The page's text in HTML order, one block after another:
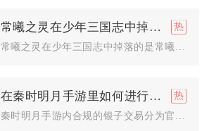
常曦之灵在少年三国志中掉下来的是什么
常曦之灵在少年三国志中掉落的是常曦暗金五选一碎片箱、暗金宠碎...
在秦时明月手游里如何进行银子的交易
秦时明月手游内合规的银子交易分为官方藏宝阁直接流转、易市道具...